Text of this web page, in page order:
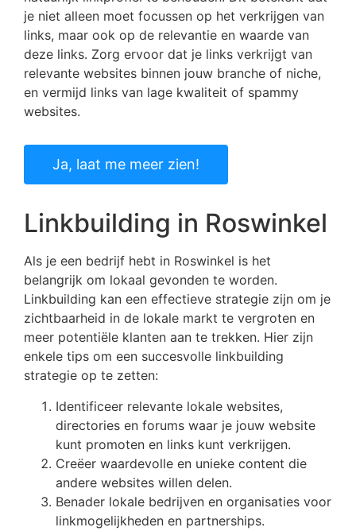
je niet alleen moet focussen op het verkrijgen van
links, maar ook op de relevantie en waarde van
deze links. Zorg ervoor dat je links verkrijgt van
relevante websites binnen jouw branche of niche,
en vermijd links van lage kwaliteit of spammy
websites.
Ja, laat me meer zien!
Linkbuilding in Roswinkel
Als je een bedrijf hebt in Roswinkel is het
belangrijk om lokaal gevonden te worden.
Linkbuilding kan een effectieve strategie zijn om je
zichtbaarheid in de lokale markt te vergroten en
meer potentiële klanten aan te trekken. Hier zijn
enkele tips om een succesvolle linkbuilding
strategie op te zetten:
Identificeer relevante lokale websites,
directories en forums waar je jouw website
kunt promoten en links kunt verkrijgen.
Creëer waardevolle en unieke content die
andere websites willen delen.
Benader lokale bedrijven en organisaties voor
linkmogelijkheden en partnerships.